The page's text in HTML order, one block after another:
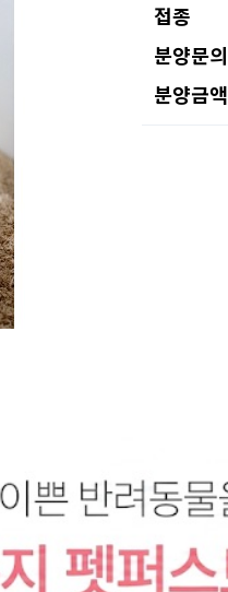
접종
분양문의
분양금액